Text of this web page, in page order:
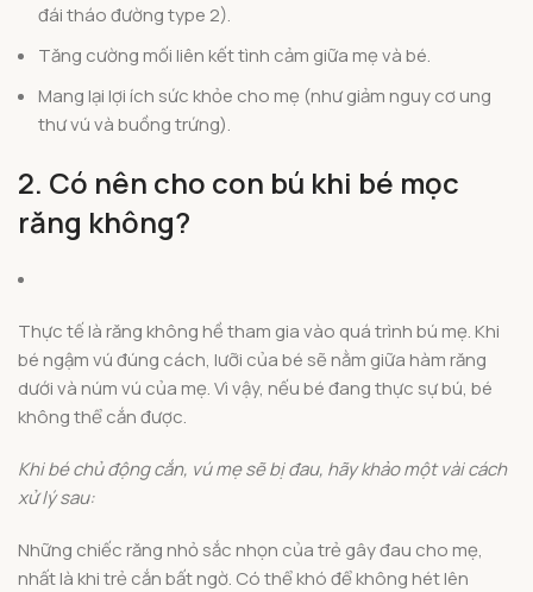
đái tháo đường type 2).
Tăng cường mối liên kết tình cảm giữa mẹ và bé.
Mang lại lợi ích sức khỏe cho mẹ (như giảm nguy cơ ung
thư vú và buồng trứng).
2. Có nên cho con bú khi bé mọc
răng không?
Thực tế là răng không hề tham gia vào quá trình bú mẹ. Khi
bé ngậm vú đúng cách, lưỡi của bé sẽ nằm giữa hàm răng
dưới và núm vú của mẹ. Vì vậy, nếu bé đang thực sự bú, bé
không thể cắn được.
Khi bé chủ động cắn, vú mẹ sẽ bị đau, hãy khảo một vài cách
xử lý sau:
Những chiếc răng nhỏ sắc nhọn của trẻ gây đau cho mẹ,
nhất là khi trẻ cắn bất ngờ. Có thể khó để không hét lên